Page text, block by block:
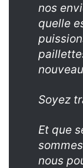
nos
quelle
Soyez
Et que
nous